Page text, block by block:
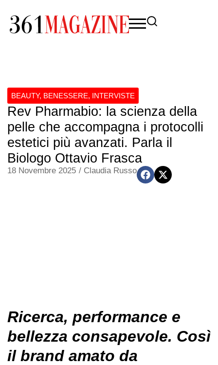
BEAUTY, BENESSERE, INTERVISTE
Rev Pharmabio: la scienza della
pelle che accompagna i protocolli
estetici più avanzati. Parla il
Biologo Ottavio Frasca
18 Novembre 2025 / Claudia Russo
Ricerca, performance e
bellezza consapevole. Così
il brand amato da